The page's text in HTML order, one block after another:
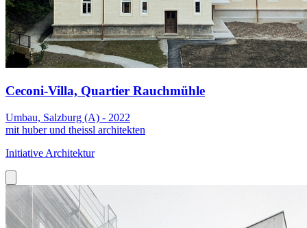
Ceconi-Villa, Quartier Rauchmühle
Umbau, Salzburg (A) - 2022
mit huber und theissl architekten
Initiative Architektur